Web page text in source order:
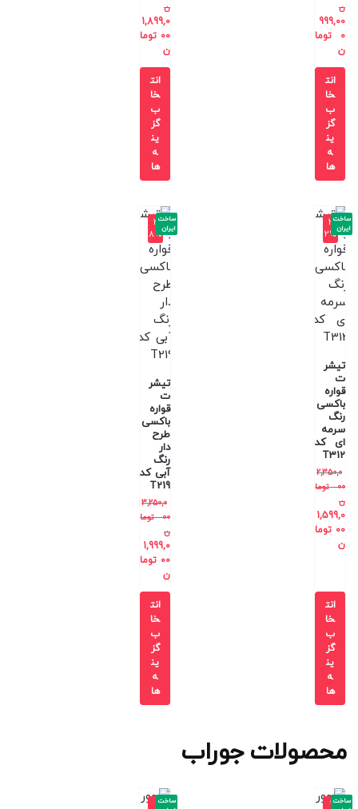
ن
999,00
0
توما
ن
انت
خا
ب
گز
ین
ه
ها
ن
1,899,0
00 توما
ن
انت
خا
ب
گز
ین
ه
ها
-3
2%
تیشر
ت
قواره
باکسی
رنگ
سرمه
ای کد
T312
2,350,0
00
توما
ن
1,599,0
00 توما
ن
ساخت
ایران
انت
خا
ب
گز
ین
ه
ها
-3
8%
تیشر
ت
قواره
باکسی
طرح
دار
رنگ
آبی کد
T219
3,250,0
00
توما
ن
1,999,0
00 توما
ن
ساخت
ایران
انت
خا
ب
گز
ین
ه
ها
محصولات جوراب
-2ساخت
-1ساخت